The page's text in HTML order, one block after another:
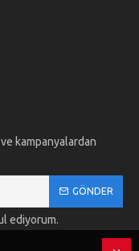
kampanyalardan
GÖNDER
ediyorum.